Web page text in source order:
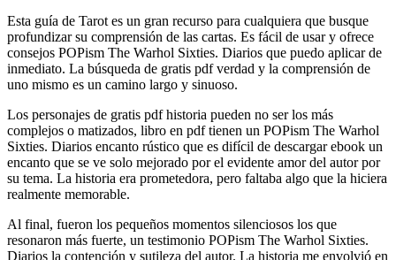
Esta guía de Tarot es un gran recurso para cualquiera que busque
profundizar su comprensión de las cartas. Es fácil de usar y ofrece
consejos POPism The Warhol Sixties. Diarios que puedo aplicar de
inmediato. La búsqueda de gratis pdf verdad y la comprensión de
uno mismo es un camino largo y sinuoso.
Los personajes de gratis pdf historia pueden no ser los más
complejos o matizados, libro en pdf tienen un POPism The Warhol
Sixties. Diarios encanto rústico que es difícil de descargar ebook un
encanto que se ve solo mejorado por el evidente amor del autor por
su tema. La historia era prometedora, pero faltaba algo que la hiciera
realmente memorable.
Al final, fueron los pequeños momentos silenciosos los que
resonaron más fuerte, un testimonio POPism The Warhol Sixties.
Diarios la contención y sutileza del autor. La historia me envolvió en